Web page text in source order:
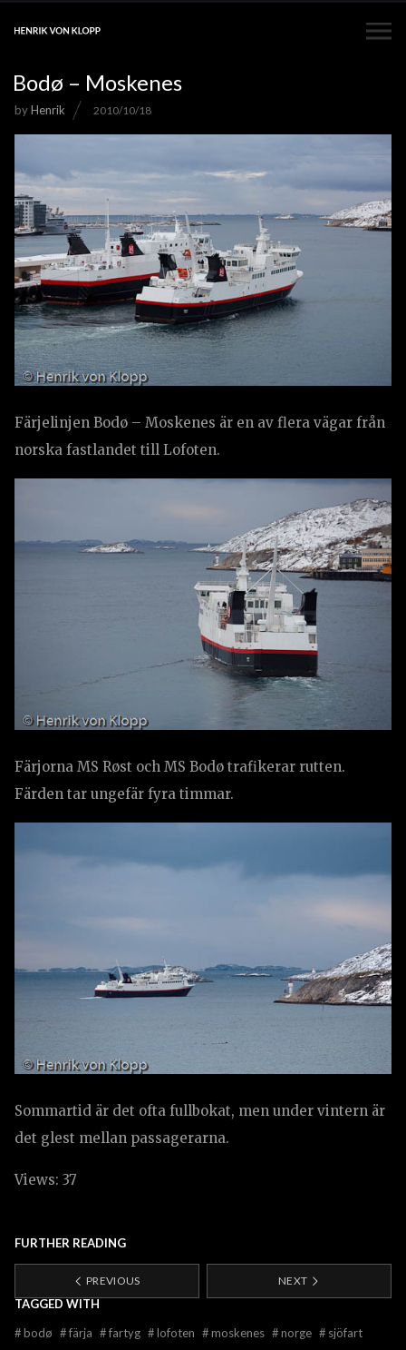
Bodø – Moskenes
byHenrik 2010/10/18
Färjelinjen Bodø – Moskenes är en av flera vägar från
norska fastlandet till Lofoten.
Färjorna MS Røst och MS Bodø trafikerar rutten.
Färden tar ungefär fyra timmar.
Sommartid är det ofta fullbokat, men under vintern är
det glest mellan passagerarna.
Views: 37
FURTHER READING
PREVIOUS NEXT
TAGGED WITH
#bodø #färja #fartyg #lofoten #moskenes #norge # sjöfart